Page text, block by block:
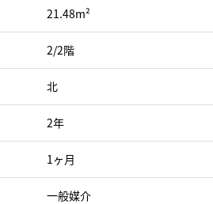
21.48m²
2/2階
北
2年
1ヶ月
一般媒介